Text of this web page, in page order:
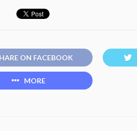
ON FACEBOOK
MORE